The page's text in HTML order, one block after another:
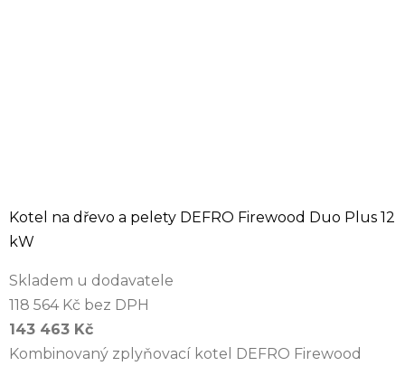
Kotel na dřevo a pelety DEFRO Firewood Duo Plus 12
kW
Skladem u dodavatele
118 564 Kč bez DPH
143 463 Kč
Kombinovaný zplyňovací kotel DEFRO Firewood